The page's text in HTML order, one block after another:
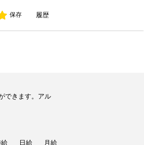
保存 履歴
できます。アル
日給 月給